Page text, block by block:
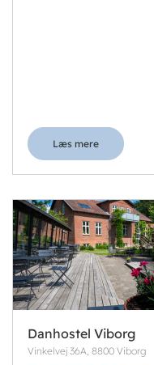
Læs mere
Danhostel Viborg
Vinkelvej 36A, 8800 Viborg